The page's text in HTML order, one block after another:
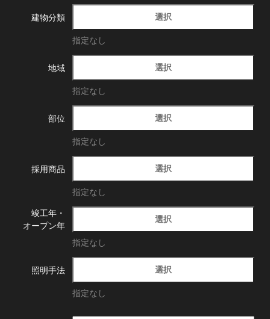
建物分類 選択
指定なし
地域 選択
指定なし
部位 選択
指定なし
採用商品 選択
指定なし
竣工年・
オープン年
選択
指定なし
照明手法 選択
指定なし